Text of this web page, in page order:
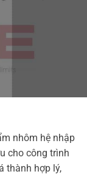
nhôm hệ nhập
cho công trình
thành hợp lý,